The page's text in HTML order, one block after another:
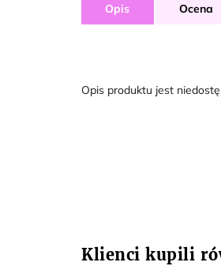
Opis Ocena
Opis produktu jest